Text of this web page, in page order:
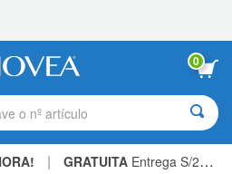
0
o nº artículo
| GRATUITA Entrega S/234.00 »